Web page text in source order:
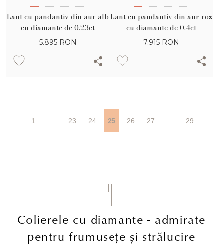
Lant cu pandantiv din aur alb
cu diamante de 0.23ct
5.895 RON
Lant cu pandantiv din aur roz
cu diamante de 0.4ct
7.915 RON
1 23 24 25 26 27 29
Colierele cu diamante - admirate
pentru frumusețe și strălucire